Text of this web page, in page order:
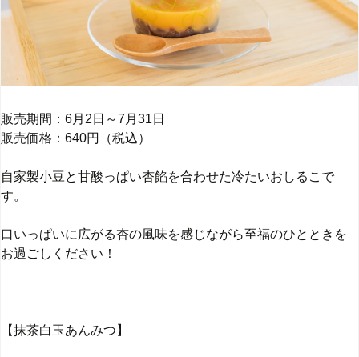
販売期間：6月2日～7月31日
販売価格：640円（税込）
自家製小豆と甘酸っぱい杏餡を合わせた冷たいおしるこで
す。
口いっぱいに広がる杏の風味を感じながら至福のひとときを
お過ごしください！
【抹茶白玉あんみつ】